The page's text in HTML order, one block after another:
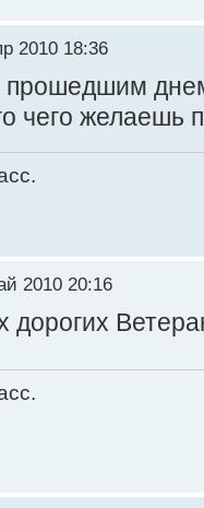
2010 18:36
прошедшим
чего желаешь
2010 20:16